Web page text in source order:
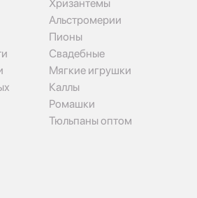
Хризантемы
Альстромерии
Пионы
Свадебные
Мягкие игрушки
Каллы
Ромашки
Тюльпаны оптом